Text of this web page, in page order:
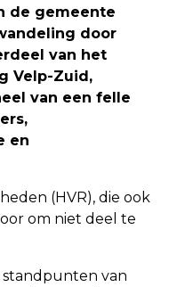
de gemeente
door
van het
Velp-Zuid,
van een felle
en
(HVR), die ook
om niet deel te
van